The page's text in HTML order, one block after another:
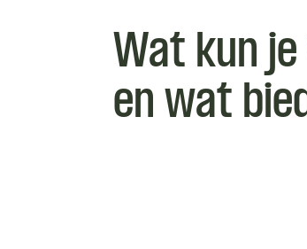
Wat kun
en wat